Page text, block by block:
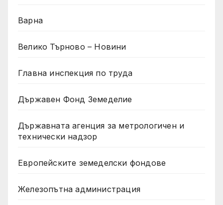
Варна
Велико Търново – Новини
Главна инспекция по труда
Държавен Фонд Земеделие
Държавната агенция за метрологичен и
технически надзор
Европейските земеделски фондове
Железопътна администрация